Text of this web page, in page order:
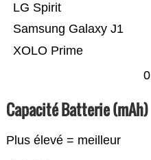
XOLO Prime
Samsung Galaxy J1
LG Spirit
0
Capacité Batterie (mAh)
Plus élevé = meilleur